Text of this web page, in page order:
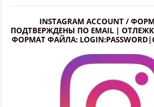
INSTAGRAM ACCOUNT /
ПОДТВЕРЖДЕНЫ ПО EMAIL |
ФОРМАТ ФАЙЛА: